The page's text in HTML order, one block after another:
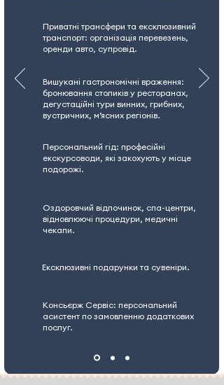
Приватні трансфери та ексклюзивний
транспорт: організація перевезень,
оренди авто, супровід.
Вишукані гастрономічні враження:
бронювання столиків у ресторанах,
дегустаційні тури винних, грибних,
вустричних, м’ясних регіонів.
Персональний гід: професійні
екскурсоводи, які закохують у місце
подорожі.
Оздоровчий відпочинок, спа-центри,
відновлюючі процедури, медичні
чекапи.
Ексклюзивні подарунки та сувеніри.
Консьєрж Сервіс: персональний
асистент по замовленню додаткових
послуг.